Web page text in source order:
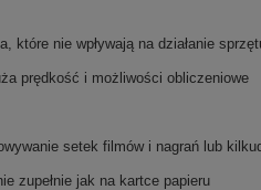
które nie wpływają na działanie
prędkość i możliwości obliczeniowe
setek filmów i nagrań lub
zupełnie jak na kartce papieru